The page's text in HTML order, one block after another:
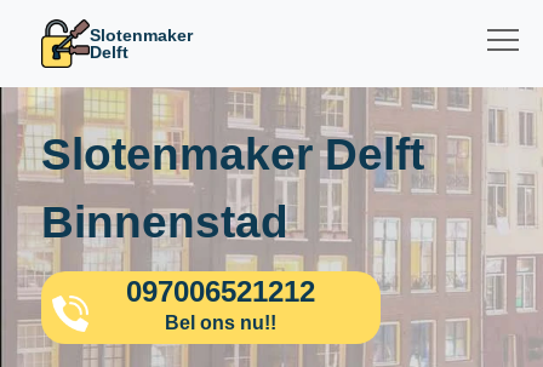
Slotenmaker
Delft
Slotenmaker Delft
Binnenstad
097006521212
Bel ons nu!!